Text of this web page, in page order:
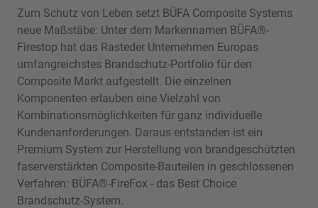
Zum Schutz von Leben setzt BÜFA Composite Systems
neue Maßstäbe: Unter dem Markennamen BÜFA®-
Firestop hat das Rasteder Unternehmen Europas
umfangreichstes Brandschutz-Portfolio für den
Composite Markt aufgestellt. Die einzelnen
Komponenten erlauben eine Vielzahl von
Kombinationsmöglichkeiten für ganz individuelle
Kundenanforderungen. Daraus entstanden ist ein
Premium System zur Herstellung von brandgeschützten
faserverstärkten Composite-Bauteilen in geschlossenen
Verfahren: BÜFA®-FireFox - das Best Choice
Brandschutz-System.